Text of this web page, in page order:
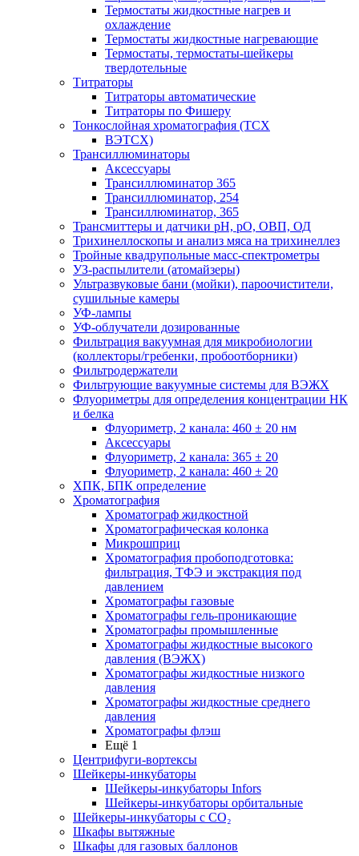
Термостаты жидкостные нагрев и
охлаждение
Термостаты жидкостные нагревающие
Термостаты, термостаты-шейкеры
твердотельные
Титраторы
Титраторы автоматические
Титраторы по Фишеру
Тонкослойная хроматография (ТСХ
ВЭТСХ)
Трансиллюминаторы
Аксессуары
Трансиллюминатор 365
Трансиллюминатор, 254
Трансиллюминатор, 365
Трансмиттеры и датчики рН, рО, ОВП, ОД
Трихинеллоскопы и анализ мяса на трихинеллез
Тройные квадрупольные масс-спектрометры
УЗ-распылители (атомайзеры)
Ультразвуковые бани (мойки), пароочистители,
сушильные камеры
УФ-лампы
УФ-облучатели дозированные
Фильтрация вакуумная для микробиологии
(коллекторы/гребенки, пробоотборники)
Фильтродержатели
Фильтрующие вакуумные системы для ВЭЖХ
Флуориметры для определения концентрации НК
и белка
Флуориметр, 2 канала: 460 ± 20 нм
Аксессуары
Флуориметр, 2 канала: 365 ± 20
Флуориметр, 2 канала: 460 ± 20
ХПК, БПК определение
Хроматография
Хроматограф жидкостной
Хроматографическая колонка
Микрошприц
Хроматография пробоподготовка:
фильтрация, ТФЭ и экстракция под
давлением
Хроматографы газовые
Хроматографы гель-проникающие
Хроматографы промышленные
Хроматографы жидкостные высокого
давления (ВЭЖХ)
Хроматографы жидкостные низкого
давления
Хроматографы жидкостные среднего
давления
Хроматографы флэш
Ещё 1
Центрифуги-вортексы
Шейкеры-инкубаторы
Шейкеры-инкубаторы Infors
Шейкеры-инкубаторы орбитальные
Шейкеры-инкубаторы с CО₂
Шкафы вытяжные
Шкафы для газовых баллонов